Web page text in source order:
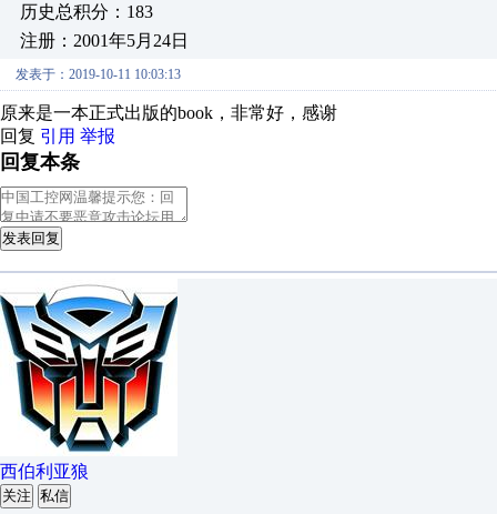
历史总积分：183
注册：2001年5月24日
发表于：2019-10-11 10:03:13
原来是一本正式出版的book，非常好，感谢
回复 引用 举报
回复本条
发表回复
西伯利亚狼
关注 私信